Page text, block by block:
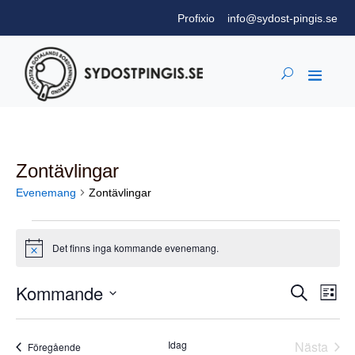
Profixio info@sydost-pingis.se
Zontävlingar
Evenemang Zontävlingar
Evenemang
Notis Det finns inga kommande evenemang.
Search
and
Sök
Lista
Kommande
Välj
FöregåendeEvenemang Idag
Nästa